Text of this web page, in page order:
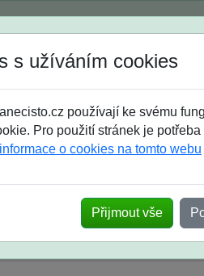
Jak si vybrat
třída střední maturanti
ohlasy po
s užíváním cookies
používají ke svému
Pro použití stránek je
o cookies na tomto webu
Přijmout vše